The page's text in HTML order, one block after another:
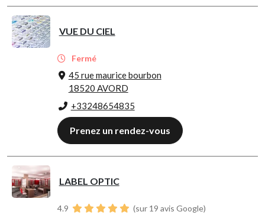
VUE DU CIEL
Fermé
45 rue maurice bourbon
18520 AVORD
+33248654835
Prenez un rendez-vous
LABEL OPTIC
4.9
(sur 19 avis Google)